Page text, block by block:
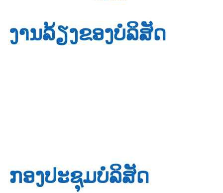
ງານລ້ຽງຂອງບໍລິສັດ
ກອງປະຊຸມບໍລິສັດ